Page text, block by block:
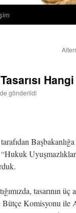
gönderildi
tasarının
Bütçe Komisyonu